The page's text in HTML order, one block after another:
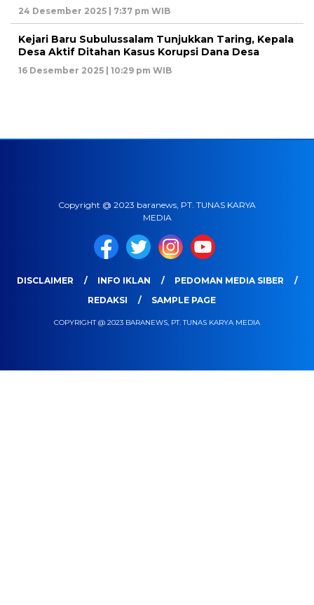
24 Desember 2025 | 7:37 pm WIB
Kejari Baru Subulussalam Tunjukkan Taring, Kepala
Desa Aktif Ditahan Kasus Korupsi Dana Desa
16 Desember 2025 | 10:29 pm WIB
Copyright @ 2023 baranews, PT. TUNAS KARYA
MEDIA
DISCLAIMER INFO IKLAN
PEDOMAN MEDIA SIBER
REDAKSI
SAMPLE PAGE
COPYRIGHT @ 2023 BARANEWS, PT. TUNAS KARYA MEDIA